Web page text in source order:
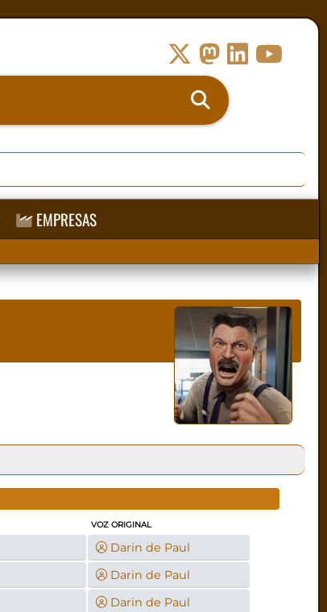
EMPRESAS
VOZ ORIGINAL
Darin de Paul
Darin de Paul
Darin de Paul